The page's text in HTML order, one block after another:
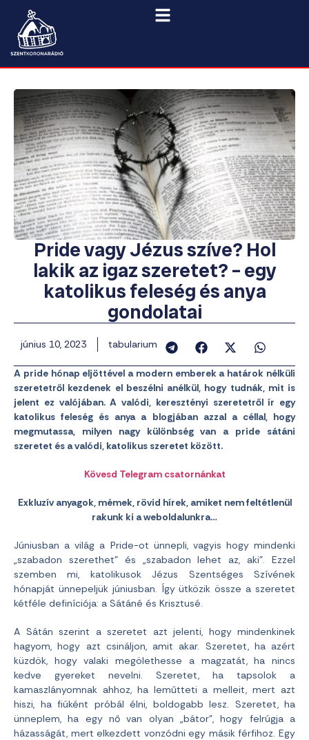
Pride vagy Jézus szíve? Hol
lakik az igaz szeretet? – egy
katolikus feleség és anya
gondolatai
június 10, 2023 tabularium
A pride hónap eljöttével a modern emberek a határok nélküli
szeretetről kezdenek el beszélni anélkül, hogy tudnák, mit is
jelent ez valójában. A valódi, keresztényi szeretetről ír egy
katolikus feleség és anya a blogjában azzal a céllal, hogy
megmutassa, milyen nagy különbség van a pride sátáni
szeretet és a valódi, katolikus szeretet között.
Kövesd Telegram csatornánkat
Exkluzív anyagok, mémek, rövid hírek, amiket nem feltétlenül
rakunk ki a weboldalunkra…
Júniusban a világ a Pride-ot ünnepli, vagyis hogy mindenki
„szabadon szerethet” és „szabadon lehet az, aki”. Ezzel
szemben mi, katolikusok Jézus Szentséges Szívének
hónapját ünnepeljük júniusban. Így ütközik össze a szeretet
kétféle definíciója: a Sátáné és Krisztusé.
A Sátán szerint a szeretet azt jelenti, hogy mindenkinek
hagyom, hogy azt csináljon, amit akar. Szeretet, ha azért
küzdök, hogy valaki megölethesse a magzatát, ha nincs
kedve gyereket nevelni. Szeretet, ha tapsolok a
kamaszlányomnak ahhoz, ha leműtteti a melleit, mert azt
hiszi, ha fiúként próbál élni, boldogabb lesz. Szeretet, ha
ünneplem, ha egy nő van olyan „bátor”, hogy felrúgja a
házasságát, mert elkezdett vonzódni egy másik férfihoz. Egy